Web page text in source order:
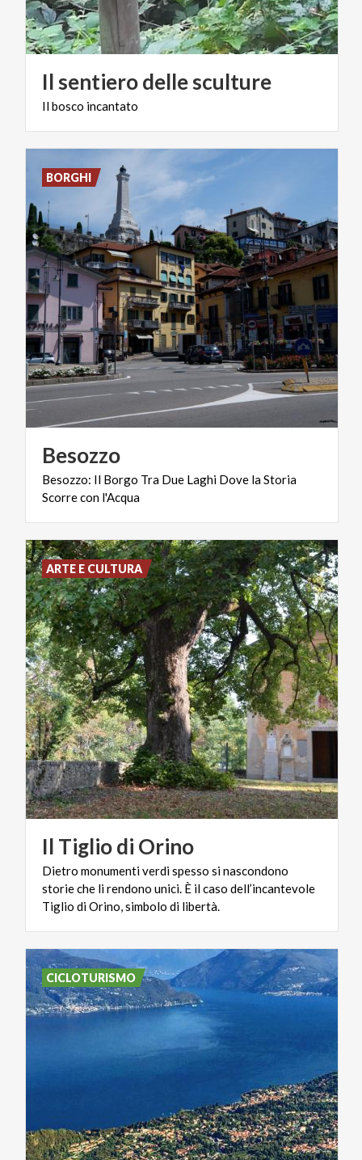
Il sentierodellesculture
Ilbosco incantato
Besozzo
Besozzo: Il Borgo Tra Due Laghi Dove laStoria
Scorrecon l'Acqua
BORGHI
Il Tigliodi Orino
Dietro monumenti verdi spesso si nascondono
storie che li rendono unici. È il caso dell’incantevole
Tiglio di Orino, simbolo di libertà.
ARTE E CULTURA
CICLOTURISMO